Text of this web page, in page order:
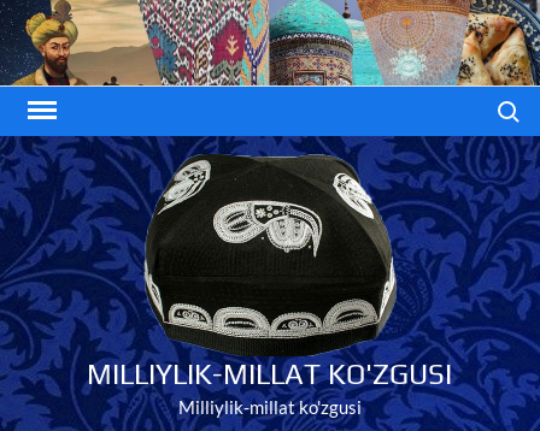
Skip
to
content
MILLIYLIK-MILLAT KO'ZGUSI
Milliylik-millat ko'zgusi